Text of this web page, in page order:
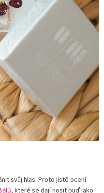
svůj hlas. Proto jistě ocení
, které se dají nosit buď jako